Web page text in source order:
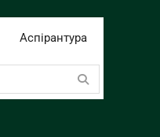
Аспірантура